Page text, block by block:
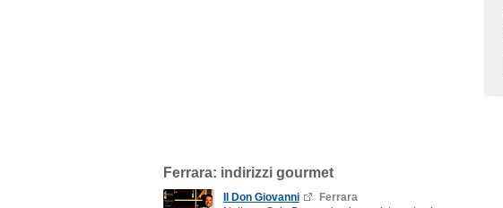
Ferrara: indirizzi gourmet
Il Don Giovanni
Ferrara